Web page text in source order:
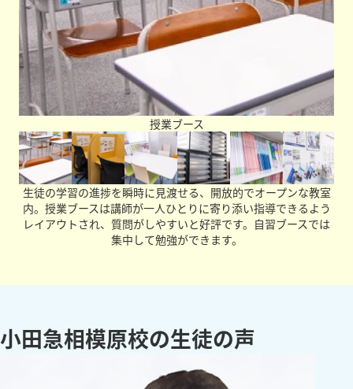
授業ブース
生徒の学習の進捗を瞬時に見渡せる、開放的でオープンな教室
内。授業ブースは講師が一人ひとりに寄り添い指導できるよう
レイアウトされ、質問がしやすいと好評です。自習ブースでは
集中して勉強ができます。
小田急相模原校の生徒の声